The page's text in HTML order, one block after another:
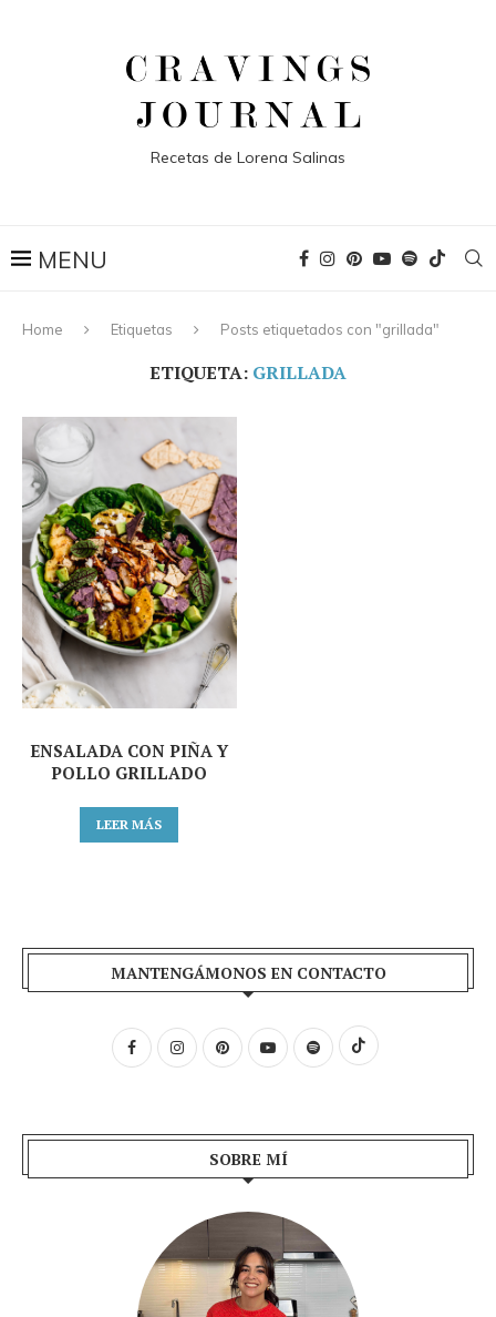
Recetas de Lorena Salinas
Home Etiquetas Posts etiquetados con "grillada"
ETIQUETA: GRILLADA
ENSALADA CON PIÑA Y
POLLO GRILLADO
LEER MÁS
MANTENGÁMONOS EN CONTACTO
SOBRE MÍ